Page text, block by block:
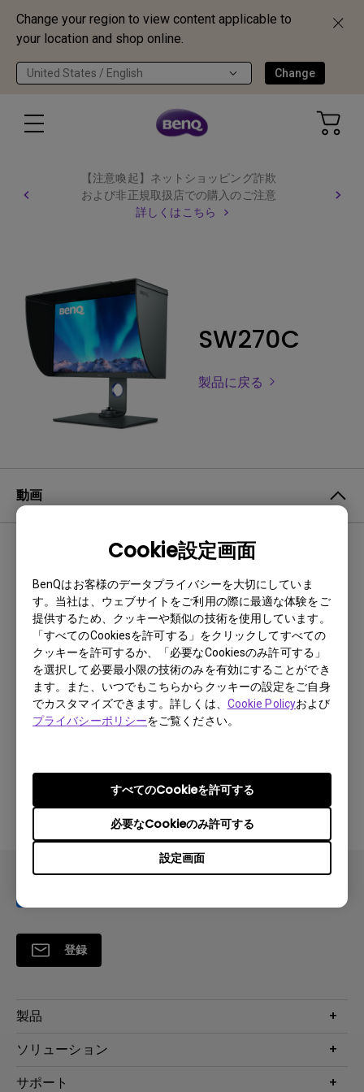
Change your region to view content applicable to
your location and shop online.
United States / English Change
Cookie設定画面
BenQはお客様のデータプライバシーを大切にしていま
す。当社は、ウェブサイトをご利用の際に最適な体験をご
提供するため、クッキーや類似の技術を使用しています。
「すべてのCookiesを許可する」をクリックしてすべての
クッキーを許可するか、「必要なCookiesのみ許可する」
を選択して必要最小限の技術のみを有効にすることができ
ます。また、いつでもこちらからクッキーの設定をご自身
でカスタマイズできます。詳しくは、 Cookie Policyおよび
プライバシーポリシーをご覧ください。
設定画面
必要なCookieのみ許可する
すべてのCookieを許可する
【注意喚起】ネットショッピング詐欺
および非正規取扱店での購入のご注意
詳しくはこちら
SW270C
製品に戻る
動画
30/5/2024
BenQ PD/SWシリーズモニターのディスプレイ設定
をMac OSで調整する方法を教えてください。
登録
製品
プロジェクター
照明
ソリューション
ビジネス向け
サポート